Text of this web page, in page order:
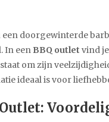
een doorgewinterde
In een BBQ outlet vind
om zijn
ideaal is voor
Outlet: